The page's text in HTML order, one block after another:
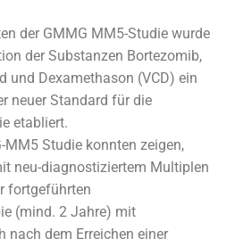
der GMMG MM5-Studie wurde
der Substanzen Bortezomib,
und Dexamethason (VCD) ein
neuer Standard für die
etabliert.
MM5 Studie konnten zeigen,
neu-diagnostiziertem Multiplen
fortgeführten
(mind. 2 Jahre) mit
nach dem Erreichen einer